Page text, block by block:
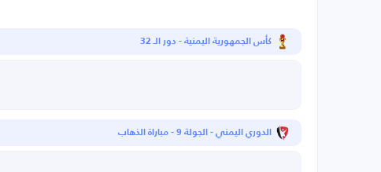
كأس الجمهورية اليمنية - دور الـ 32
الدوري اليمني - الجولة 9 - مباراة الذهاب